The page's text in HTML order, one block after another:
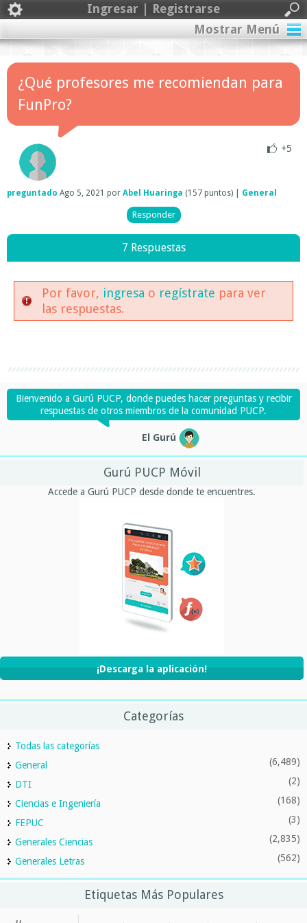
Ingresar | Registrarse
Mostrar Menú
¿Qué profesores me recomiendan para
FunPro?
+5
preguntado Ago 5, 2021 por Abel Huaringa (157 puntos) General
7 Respuestas
Por favor, ingresa o regístrate para ver
las respuestas.
Bienvenido a Gurú PUCP, donde puedes hacer preguntas y recibir
respuestas de otros miembros de la comunidad PUCP.
El Gurú
Gurú PUCP Móvil
Accede a Gurú PUCP desde donde te encuentres.
¡Descarga la aplicación!
Categorías
Todas las categorías
General
(6,489)
DTI (2)
Ciencias e Ingeniería (168)
FEPUC (3)
Generales Ciencias (2,835)
Generales Letras (562)
Etiquetas Más Populares